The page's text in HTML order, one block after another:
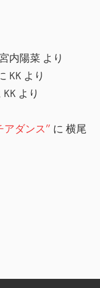
内陽菜 より
KK より
KK より
アダンス” に横尾